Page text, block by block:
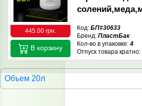
445.00 грн. Код: БП#30633
Бренд: ПластБак
Кол-во в упаковке: 4
Отпуск товара кратно:
В корзину
Объем 20л